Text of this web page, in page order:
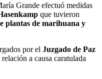
Grande efectuó medidas
que tuvieron
plantas de marihuana y
por el Juzgado de Paz
a causa caratulada